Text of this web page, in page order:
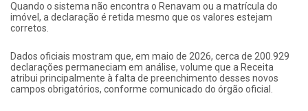
Quando o sistema não encontra o Renavam ou a matrícula do
imóvel, a declaração é retida mesmo que os valores estejam
corretos.
Dados oficiais mostram que, em maio de 2026, cerca de 200.929
declarações permaneciam em análise, volume que a Receita
atribui principalmente à falta de preenchimento desses novos
campos obrigatórios, conforme comunicado do órgão oficial.